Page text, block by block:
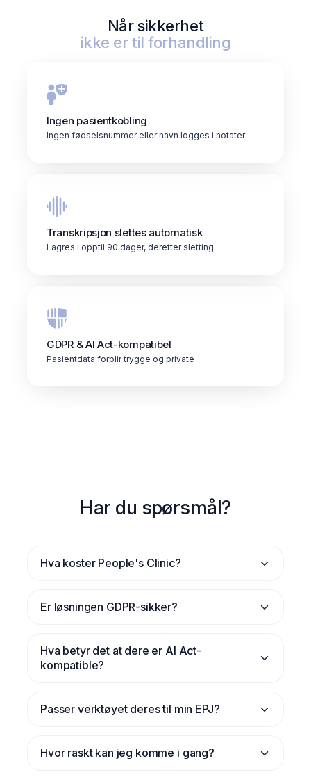
Når sikkerhet
ikke er til forhandling
Ingen pasientkobling
Ingen fødselsnummer eller navn logges i notater
Transkripsjon slettes automatisk
Lagres i opptil 90 dager, deretter sletting
GDPR & AI Act-kompatibel
Pasientdata forblir trygge og private
Har du spørsmål?
Hva koster People's Clinic?
Er løsningen GDPR-sikker?
Hva betyr det at dere er AI Act-
kompatible?
Passer verktøyet deres til min EPJ?
Hvor raskt kan jeg komme i gang?